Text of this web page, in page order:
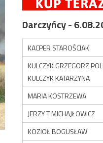
Darczyńcy -
KACPER STAROŚCIAK
KULCZYK GRZEGORZ
KULCZYK KATARZYNA
MARIA KOSTRZEWA
JERZY T MICHAJŁOWICZ
KOZIOŁ BOGUSŁAW